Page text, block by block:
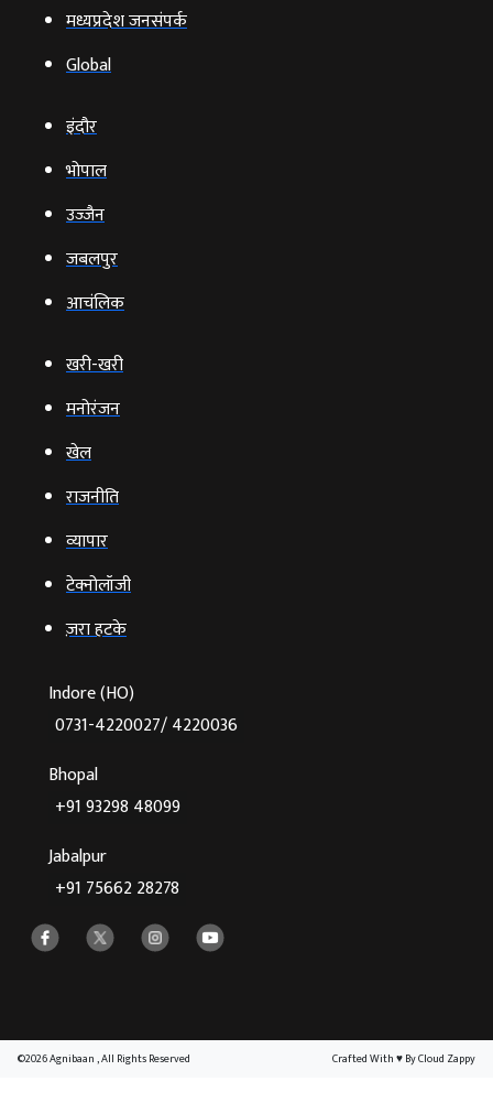
मध्यप्रदेश जनसंपर्क
Global
इंदौर
भोपाल
उज्‍जैन
जबलपुर
आचंलिक
खरी-खरी
मनोरंजन
खेल
राजनीति
व्‍यापार
टेक्‍नोलॉजी
ज़रा हटके
Indore (HO)
0731-4220027/ 4220036
Bhopal
+91 93298 48099
Jabalpur
+91 75662 28278
©2026 Agnibaan , All Rights Reserved Crafted With♥By Cloud Zappy